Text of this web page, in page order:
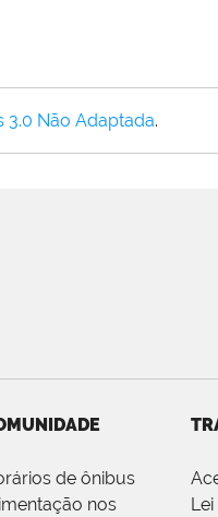
3.0 Não Adaptada.
de ônibus
nos